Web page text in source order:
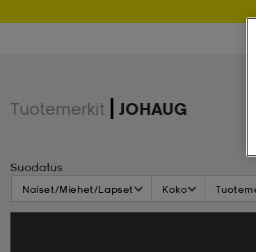
Tuotemerkit JOHAUG
Suodatus
Naiset/Miehet/Lapset Koko